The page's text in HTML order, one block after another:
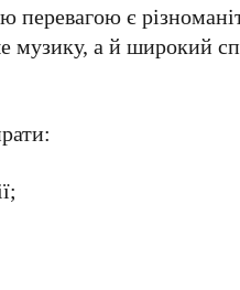
є
а й широкий